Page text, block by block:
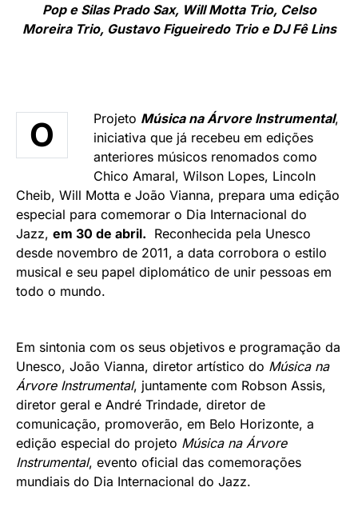
Pop e Silas Prado Sax, Will Motta Trio, Celso
Moreira Trio, Gustavo Figueiredo Trio e DJ Fê Lins
O Projeto Música na Árvore Instrumental,
iniciativa que já recebeu em edições
anteriores músicos renomados como
Chico Amaral, Wilson Lopes, Lincoln
Cheib, Will Motta e João Vianna, prepara uma edição
especial para comemorar o Dia Internacional do
Jazz, em 30 de abril. Reconhecida pela Unesco
desde novembro de 2011, a data corrobora o estilo
musical e seu papel diplomático de unir pessoas em
todo o mundo.
Em sintonia com os seus objetivos e programação da
Unesco, João Vianna, diretor artístico do Música na
Árvore Instrumental, juntamente com Robson Assis,
diretor geral e André Trindade, diretor de
comunicação, promoverão, em Belo Horizonte, a
edição especial do projeto Música na Árvore
Instrumental, evento oficial das comemorações
mundiais do Dia Internacional do Jazz.